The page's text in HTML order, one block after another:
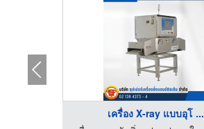
เครื่อง X-ray แบบอุโ ...